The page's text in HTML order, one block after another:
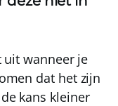
uit wanneer je
dat het zijn
kans kleiner